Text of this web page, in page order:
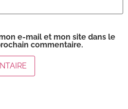
e-mail et mon site dans le
commentaire.